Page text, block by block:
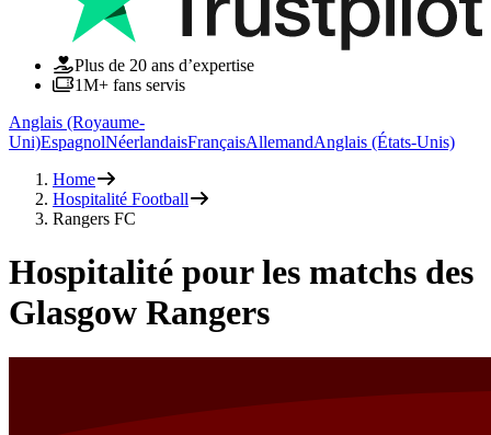
Plus de 20 ans d’expertise
1M+ fans servis
Anglais (Royaume-
Uni)EspagnolNéerlandaisFrançaisAllemandAnglais (États-Unis)
Home
Hospitalité Football
Rangers FC
Hospitalité pour les matchs des
Glasgow Rangers